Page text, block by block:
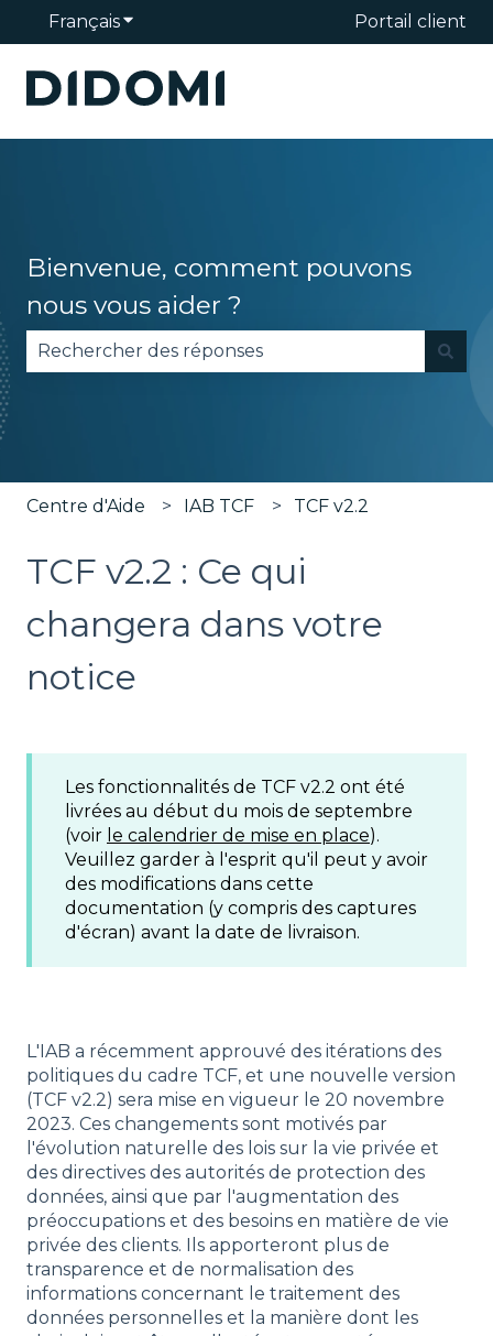
FrançaisAfficher le sous-menu pour lesPortail client
Bienvenue, comment pouvons
nous vous aider ?
Centre d'Aide IAB TCF TCF v2.2
TCF v2.2 : Ce qui
changera dans votre
notice
Les fonctionnalités de TCF v2.2 ont été
livrées au début du mois de septembre
(voir le calendrier de mise en place).
Veuillez garder à l'esprit qu'il peut y avoir
des modifications dans cette
documentation (y compris des captures
d'écran) avant la date de livraison.
L'IAB a récemment approuvé des itérations des
politiques du cadre TCF, et une nouvelle version
(TCF v2.2) sera mise en vigueur le 20 novembre
2023. Ces changements sont motivés par
l'évolution naturelle des lois sur la vie privée et
des directives des autorités de protection des
données, ainsi que par l'augmentation des
préoccupations et des besoins en matière de vie
privée des clients. Ils apporteront plus de
transparence et de normalisation des
informations concernant le traitement des
données personnelles et la manière dont les